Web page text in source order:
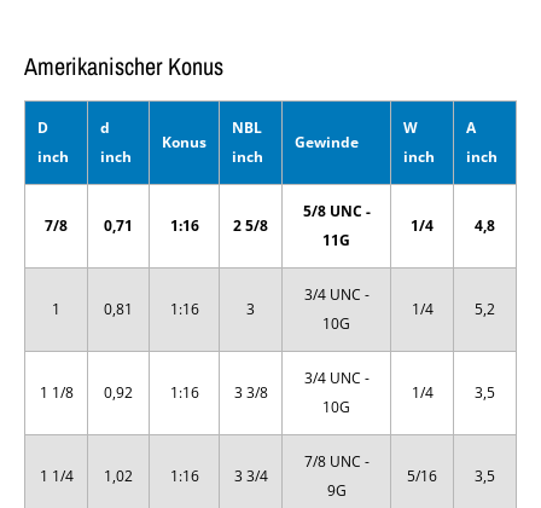
Amerikanischer Konus
D
inch
d
inch
Konus
NBL
inch
Gewinde
W
inch
A
inch
7/8 0,71 1:16 2 5/8
5/8 UNC -
11G
1/4 4,8
1 0,81 1:16 3
3/4 UNC -
10G
1/4 5,2
1 1/8 0,92 1:16 3 3/8
3/4 UNC -
10G
1/4 3,5
1 1/4 1,02 1:16 3 3/4
7/8 UNC -
9G
5/16 3,5